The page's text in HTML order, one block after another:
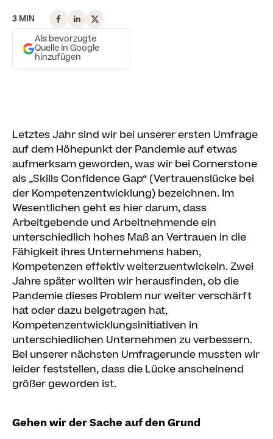
3 MIN
Als bevorzugte
Quelle in Google
hinzufügen
Letztes Jahr sind wir bei unserer ersten Umfrage
auf dem Höhepunkt der Pandemie auf etwas
aufmerksam geworden, was wir bei Cornerstone
als „Skills Confidence Gap“ (Vertrauenslücke bei
der Kompetenzentwicklung) bezeichnen. Im
Wesentlichen geht es hier darum, dass
Arbeitgebende und Arbeitnehmende ein
unterschiedlich hohes Maß an Vertrauen in die
Fähigkeit ihres Unternehmens haben,
Kompetenzen effektiv weiterzuentwickeln. Zwei
Jahre später wollten wir herausfinden, ob die
Pandemie dieses Problem nur weiter verschärft
hat oder dazu beigetragen hat,
Kompetenzentwicklungsinitiativen in
unterschiedlichen Unternehmen zu verbessern.
Bei unserer nächsten Umfragerunde mussten wir
leider feststellen, dass die Lücke anscheinend
größer geworden ist.
Gehen wir der Sache auf den Grund